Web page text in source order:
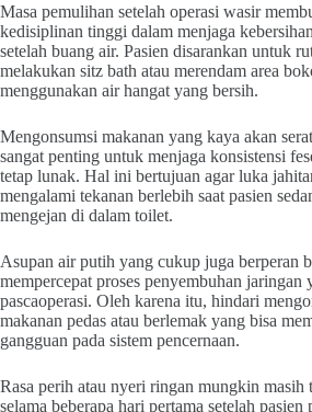
Masa pemulihan setelah operasi wasir
kedisiplinan tinggi dalam menjaga
setelah buang air. Pasien disarankan untuk
melakukan sitz bath atau merendam area
menggunakan air hangat yang bersih.
Mengonsumsi makanan yang kaya akan
sangat penting untuk menjaga konsistensi
tetap lunak. Hal ini bertujuan agar luka
mengalami tekanan berlebih saat pasien
mengejan di dalam toilet.
Asupan air putih yang cukup juga berperan
mempercepat proses penyembuhan jaringan
pascaoperasi. Oleh karena itu, hindari
makanan pedas atau berlemak yang bisa
gangguan pada sistem pencernaan.
Rasa perih atau nyeri ringan mungkin masih
selama beberapa hari pertama setelah pasien